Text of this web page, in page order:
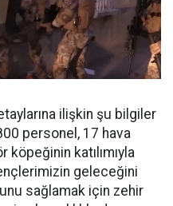
ilişkin şu bilgiler
personel, 17 hava
katılımıyla
geleceğini
sağlamak için zehir